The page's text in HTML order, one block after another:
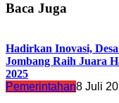
Baca Juga
Hadirkan Inovasi,
Jombang Raih Juara
2025
Pemerintahan8 Juli